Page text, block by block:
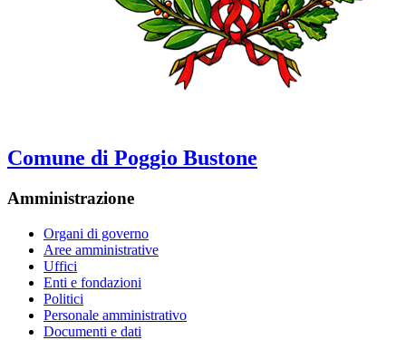
Comune di Poggio Bustone
Amministrazione
Organi di governo
Aree amministrative
Uffici
Enti e fondazioni
Politici
Personale amministrativo
Documenti e dati